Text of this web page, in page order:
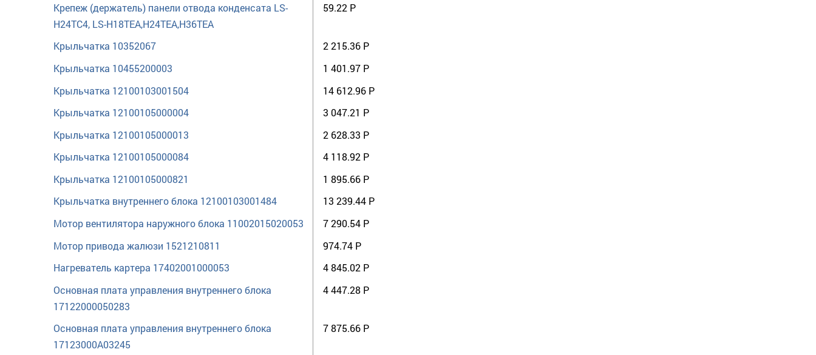
Крепеж (держатель) панели отвода конденсата LS-
H24TC4, LS-H18TEA,H24TEA,H36TEA
59.22 Р
Крыльчатка 10352067
2 215.36 Р
Крыльчатка 10455200003
1 401.97 Р
Крыльчатка 12100103001504
14 612.96 Р
Крыльчатка 12100105000004
3 047.21 Р
Крыльчатка 12100105000013
2 628.33 Р
Крыльчатка 12100105000084
4 118.92 Р
Крыльчатка 12100105000821
1 895.66 Р
Крыльчатка внутреннего блока 12100103001484
13 239.44 Р
Мотор вентилятора наружного блока 11002015020053
7 290.54 Р
Мотор привода жалюзи 1521210811
974.74 Р
Нагреватель картера 17402001000053
4 845.02 Р
Основная плата управления внутреннего блока
17122000050283
4 447.28 Р
Основная плата управления внутреннего блока
17123000A03245
7 875.66 Р